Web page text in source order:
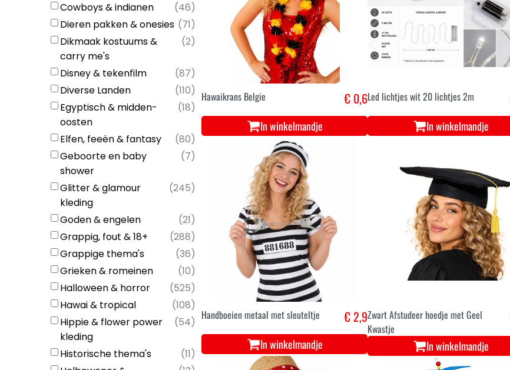
Cowboys & indianen
(46)
Dieren pakken & onesies (71)
Dikmaak kostuums &
carry me's
(2)
Disney & tekenfilm (87)
Diverse Landen
(110)
Egyptisch & midden-
oosten
(18)
Elfen, feeën & fantasy (80)
Geboorte en baby
shower
(7)
Glitter & glamour
kleding
(245)
Goden & engelen (21)
Grappig, fout & 18+
(288)
Grappige thema's
(36)
Grieken & romeinen
(10)
Halloween & horror
(525)
Hawai & tropical
(108)
Hippie & flower power
kleding
(54)
Historische thema's (11)
Hawaikrans Belgie € 0,6
In winkelmandje
Led lichtjes wit 20 lichtjes 2m
In winkelmandje
Handboeien metaal met sleuteltje € 2,9
In winkelmandje
Zwart Afstudeer hoedje met Geel
Kwastje
In winkelmandje